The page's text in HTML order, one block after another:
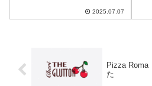
2025.07.07
で
Pizza
た